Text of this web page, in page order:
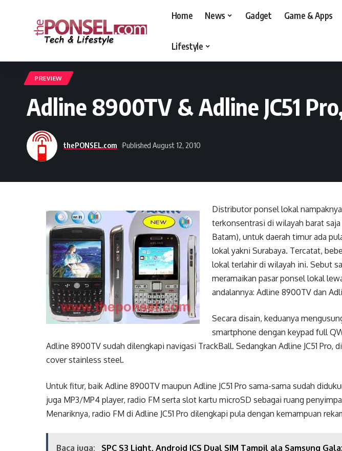
Home News Gadget Game & Apps
Lifestyle
PREVIEW
Adline 8900TV & Adline JC51
thePONSEL.com Published August 12, 2010
Distributor ponsel lokal
terkonsentrasi di wilayah barat saja
Batam), untuk daerah timur ada
lokal yakni Surabaya. Tercatat,
lokal terlahir di wilayah ini. Sebut
meramaikan pasar ponsel lokal
andalannya: Adline 8900TV dan
Secara disain, keduanya
smartphone dengan keypad full
Adline 8900TV sudah dilengkapi navigasi TrackBall. Sedangkan Adline JC51 Pro,
cover stainless steel.
Untuk fitur, baik Adline 8900TV maupun Adline JC51 Pro sama-sama sudah
juga MP3/MP4 player, radio FM serta slot kartu microSD sebagai ruang
Menariknya, radio FM di Adline JC51 Pro dilengkapi pula dengan kemampuan
Baca juga:
SPC S3 Light, Android ICS Dual SIM Tampil ala Samsung